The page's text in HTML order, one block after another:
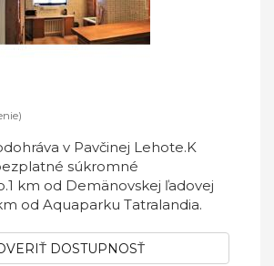
v Pavčinej Lehote.K
súkromné
km od Demänovskej ľadovej
od Aquaparku Tatralandia.
DOSTUPNOSŤ